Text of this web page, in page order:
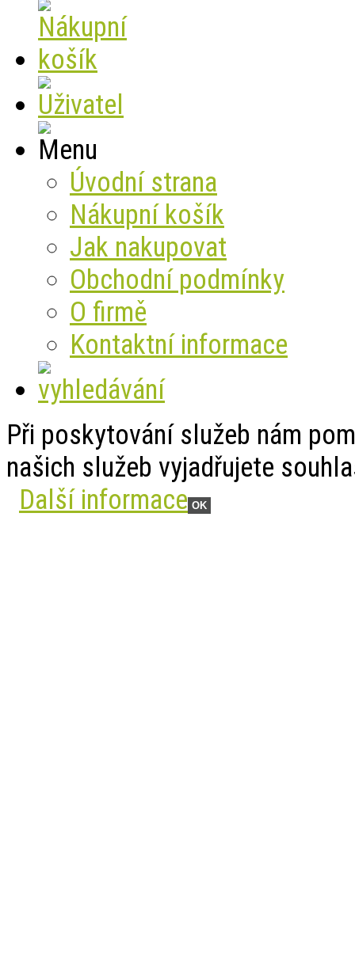
Úvodní strana
Nákupní košík
Jak nakupovat
Obchodní podmínky
O firmě
Kontaktní informace
Při poskytování služeb nám
našich služeb vyjadřujete
Další informace